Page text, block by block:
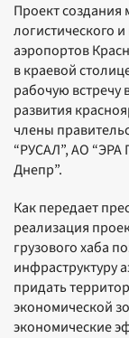
Проект
логистического
аэропортов
в краевой
рабочую встречу
развития
члены
“РУСАЛ”, АО “ЭРА
Днепр”.
Как передает
реализация
грузового хаба
инфраструктуру
придать
экономической
экономические